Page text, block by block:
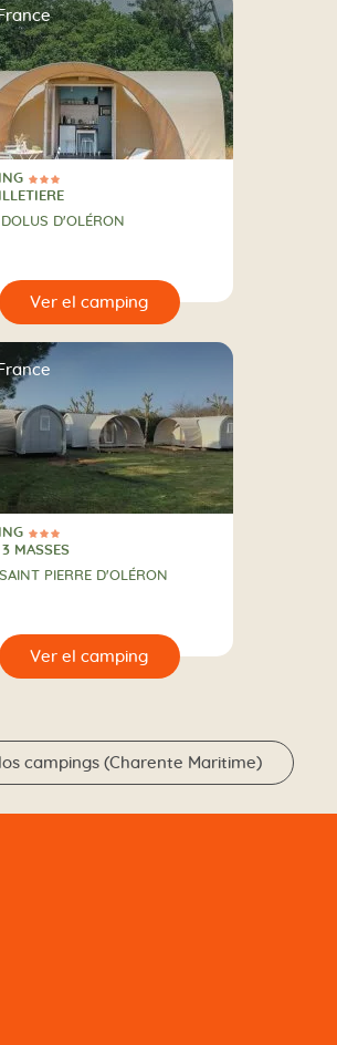
D'OLÉRON
MASSES
PIERRE D'OLÉRON
campings (Charente Maritime)